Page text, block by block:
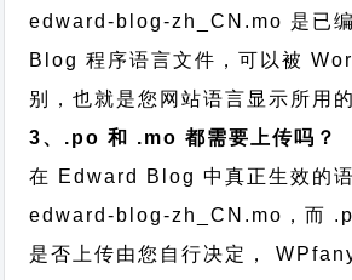
edward-blog-zh_CN.mo 是已
Blog 程序语言文件，可以被
别，也就是您网站语言显示所用
3、.po 和 .mo 都需要上传吗？
在 Edward Blog 中真正生效的
edward-blog-zh_CN.mo，而
是否上传由您自行决定，